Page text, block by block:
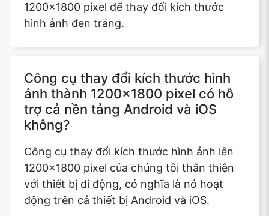
1200x1800 pixel để thay đổi kích thước
hình ảnh đen trắng.
Công cụ thay đổi kích thước hình
ảnh thành 1200x1800 pixel có hỗ
trợ cả nền tảng Android và iOS
không?
Công cụ thay đổi kích thước hình ảnh lên
1200x1800 pixel của chúng tôi thân thiện
với thiết bị di động, có nghĩa là nó hoạt
động trên cả thiết bị Android và iOS.